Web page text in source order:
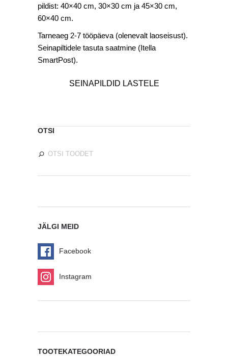
pildist: 40×40 cm, 30×30 cm ja 45×30 cm,
60×40 cm.
Tarneaeg 2-7 tööpäeva (olenevalt laoseisust).
Seinapiltidele tasuta saatmine (Itella
SmartPost).
SEINAPILDID LASTELE
OTSI
JÄLGI MEID
Facebook
Instagram
TOOTEKATEGOORIAD